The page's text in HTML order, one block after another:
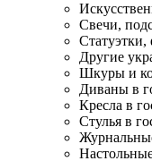
Свечи,
Статуэтки,
Другие
Шкуры и
Диваны в
Кресла в
Стулья в